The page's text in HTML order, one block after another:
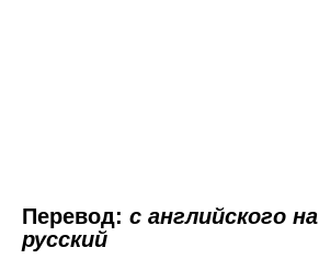
Перевод: с английского на
русский